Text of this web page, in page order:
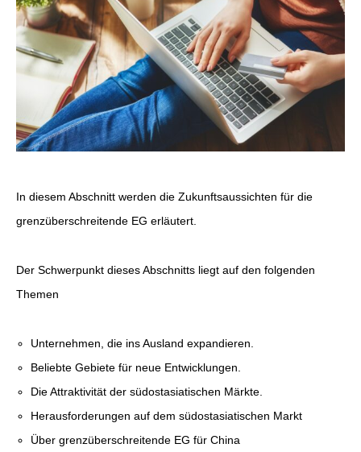
In diesem Abschnitt werden die Zukunftsaussichten für die
grenzüberschreitende EG erläutert.
Der Schwerpunkt dieses Abschnitts liegt auf den folgenden
Themen
Unternehmen, die ins Ausland expandieren.
Beliebte Gebiete für neue Entwicklungen.
Die Attraktivität der südostasiatischen Märkte.
Herausforderungen auf dem südostasiatischen Markt
Über grenzüberschreitende EG für China